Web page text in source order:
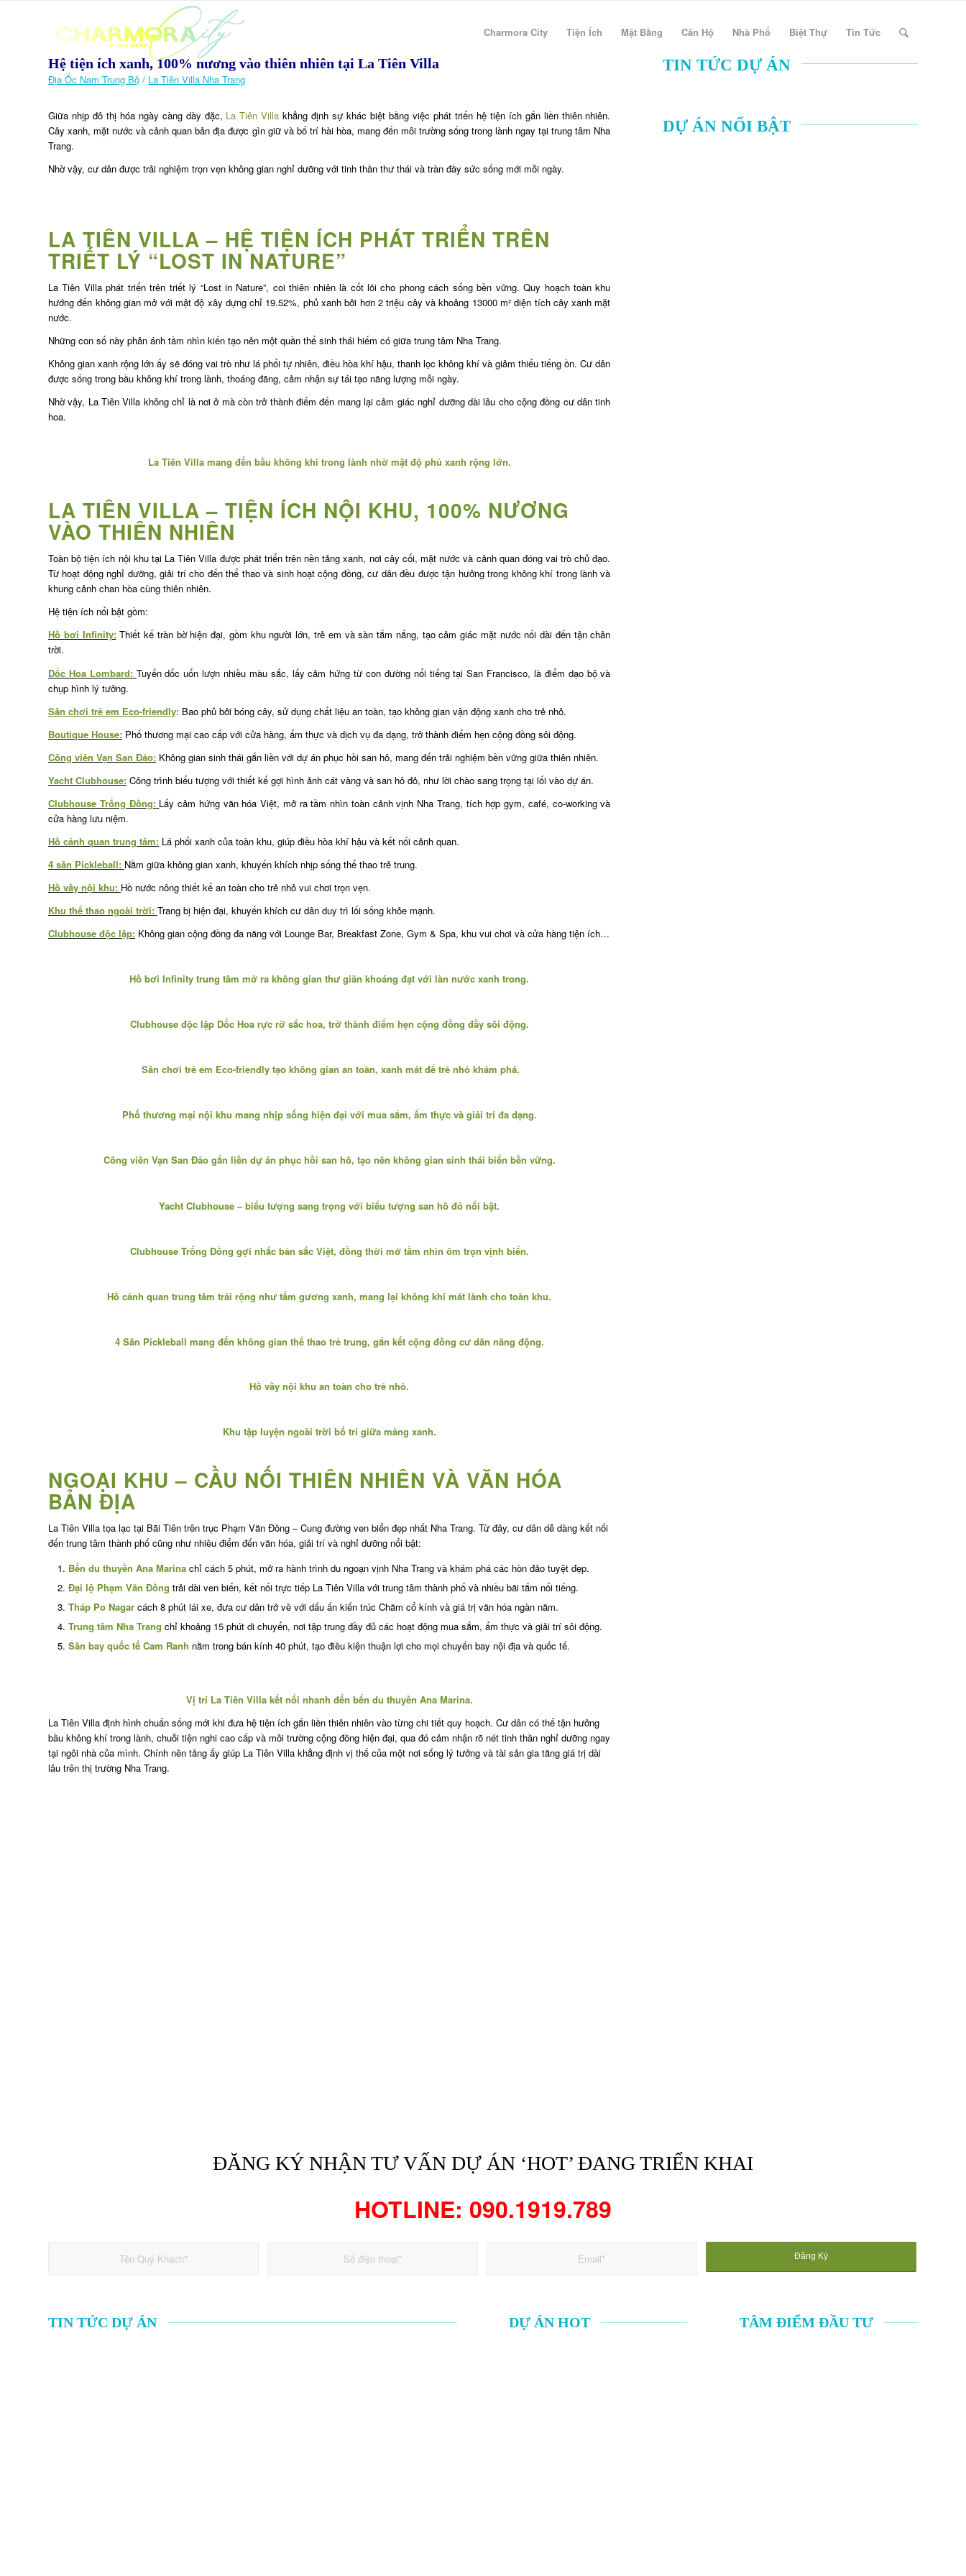
Charmora City Tiện Ích Mặt Bằng Căn Hộ Nhà Phố Biệt Thự Tin Tức
Hệ tiện ích xanh, 100% nương vào thiên nhiên tại La Tiên Villa
Địa Ốc Nam Trung Bộ / La Tiên Villa Nha Trang
Giữa nhịp đô thị hóa ngày càng dày đặc, La Tiên Villa khẳng định sự khác biệt bằng việc phát triển hệ tiện ích gắn liền thiên nhiên.
Cây xanh, mặt nước và cảnh quan bản địa được gìn giữ và bố trí hài hòa, mang đến môi trường sống trong lành ngay tại trung tâm Nha
Trang.
Nhờ vậy, cư dân được trải nghiệm trọn vẹn không gian nghỉ dưỡng với tinh thần thư thái và tràn đầy sức sống mới mỗi ngày.
LA TIÊN VILLA – HỆ TIỆN ÍCH PHÁT TRIỂN TRÊN
TRIẾT LÝ “LOST IN NATURE”
La Tiên Villa phát triển trên triết lý “Lost in Nature”, coi thiên nhiên là cốt lõi cho phong cách sống bền vững. Quy hoạch toàn khu
hướng đến không gian mở với mật độ xây dựng chỉ 19.52%, phủ xanh bởi hơn 2 triệu cây và khoảng 13000 m² diện tích cây xanh mặt
nước.
Những con số này phản ánh tầm nhìn kiến tạo nên một quần thể sinh thái hiếm có giữa trung tâm Nha Trang.
Không gian xanh rộng lớn ấy sẽ đóng vai trò như lá phổi tự nhiên, điều hòa khí hậu, thanh lọc không khí và giảm thiểu tiếng ồn. Cư dân
được sống trong bầu không khí trong lành, thoáng đãng, cảm nhận sự tái tạo năng lượng mỗi ngày.
Nhờ vậy, La Tiên Villa không chỉ là nơi ở mà còn trở thành điểm đến mang lại cảm giác nghỉ dưỡng dài lâu cho cộng đồng cư dân tinh
hoa.
La Tiên Villa mang đến bầu không khí trong lành nhờ mật độ phủ xanh rộng lớn.
LA TIÊN VILLA – TIỆN ÍCH NỘI KHU, 100% NƯƠNG
VÀO THIÊN NHIÊN
Toàn bộ tiện ích nội khu tại La Tiên Villa được phát triển trên nền tảng xanh, nơi cây cối, mặt nước và cảnh quan đóng vai trò chủ đạo.
Từ hoạt động nghỉ dưỡng, giải trí cho đến thể thao và sinh hoạt cộng đồng, cư dân đều được tận hưởng trong không khí trong lành và
khung cảnh chan hòa cùng thiên nhiên.
Hệ tiện ích nổi bật gồm:
Hồ bơi Infinity:Thiết kế tràn bờ hiện đại, gồm khu người lớn, trẻ em và sàn tắm nắng, tạo cảm giác mặt nước nối dài đến tận chân
trời.
Dốc Hoa Lombard: Tuyến dốc uốn lượn nhiều màu sắc, lấy cảm hứng từ con đường nổi tiếng tại San Francisco, là điểm dạo bộ và
chụp hình lý tưởng.
Sân chơi trẻ em Eco-friendly: Bao phủ bởi bóng cây, sử dụng chất liệu an toàn, tạo không gian vận động xanh cho trẻ nhỏ.
Boutique House: Phố thương mại cao cấp với cửa hàng, ẩm thực và dịch vụ đa dạng, trở thành điểm hẹn cộng đồng sôi động.
Công viên Vạn San Đảo: Không gian sinh thái gắn liền với dự án phục hồi san hô, mang đến trải nghiệm bền vững giữa thiên nhiên.
Yacht Clubhouse: Công trình biểu tượng với thiết kế gợi hình ảnh cát vàng và san hô đỏ, như lời chào sang trọng tại lối vào dự án.
Clubhouse Trống Đồng: Lấy cảm hứng văn hóa Việt, mở ra tầm nhìn toàn cảnh vịnh Nha Trang, tích hợp gym, café, co-working và
cửa hàng lưu niệm.
Hồ cảnh quan trung tâm: Lá phổi xanh của toàn khu, giúp điều hòa khí hậu và kết nối cảnh quan.
4 sân Pickleball: Nằm giữa không gian xanh, khuyến khích nhịp sống thể thao trẻ trung.
Hồ vầy nội khu: Hồ nước nông thiết kế an toàn cho trẻ nhỏ vui chơi trọn vẹn.
Khu thể thao ngoài trời: Trang bị hiện đại, khuyến khích cư dân duy trì lối sống khỏe mạnh.
Clubhouse độc lập: Không gian cộng đồng đa năng với Lounge Bar, Breakfast Zone, Gym & Spa, khu vui chơi và cửa hàng tiện ích…
Hồ bơi Infinity trung tâm mở ra không gian thư giãn khoáng đạt với làn nước xanh trong.
Clubhouse độc lập Dốc Hoa rực rỡ sắc hoa, trở thành điểm hẹn cộng đồng đầy sôi động.
Sân chơi trẻ em Eco-friendly tạo không gian an toàn, xanh mát để trẻ nhỏ khám phá.
Phố thương mại nội khu mang nhịp sống hiện đại với mua sắm, ẩm thực và giải trí đa dạng.
Công viên Vạn San Đảo gắn liền dự án phục hồi san hô, tạo nên không gian sinh thái biển bền vững.
Yacht Clubhouse – biểu tượng sang trọng với biểu tượng san hô đỏ nổi bật.
Clubhouse Trống Đồng gợi nhắc bản sắc Việt, đồng thời mở tầm nhìn ôm trọn vịnh biển.
Hồ cảnh quan trung tâm trải rộng như tấm gương xanh, mang lại không khí mát lành cho toàn khu.
4 Sân Pickleball mang đến không gian thể thao trẻ trung, gắn kết cộng đồng cư dân năng động.
Hồ vầy nội khu an toàn cho trẻ nhỏ.
Khu tập luyện ngoài trời bố trí giữa mảng xanh.
NGOẠI KHU – CẦU NỐI THIÊN NHIÊN VÀ VĂN HÓA
BẢN ĐỊA
La Tiên Villa tọa lạc tại Bãi Tiên trên trục Phạm Văn Đồng – Cung đường ven biển đẹp nhất Nha Trang. Từ đây, cư dân dễ dàng kết nối
đến trung tâm thành phố cũng như nhiều điểm đến văn hóa, giải trí và nghỉ dưỡng nổi bật:
Bến du thuyền Ana Marina chỉ cách 5 phút, mở ra hành trình du ngoạn vịnh Nha Trang và khám phá các hòn đảo tuyệt đẹp.
Đại lộ Phạm Văn Đồng trải dài ven biển, kết nối trực tiếp La Tiên Villa với trung tâm thành phố và nhiều bãi tắm nổi tiếng.
Tháp Po Nagar cách 8 phút lái xe, đưa cư dân trở về với dấu ấn kiến trúc Chăm cổ kính và giá trị văn hóa ngàn năm.
Trung tâm Nha Trang chỉ khoảng 15 phút di chuyển, nơi tập trung đầy đủ các hoạt động mua sắm, ẩm thực và giải trí sôi động.
Sân bay quốc tế Cam Ranh nằm trong bán kính 40 phút, tạo điều kiện thuận lợi cho mọi chuyến bay nội địa và quốc tế.
Vị trí La Tiên Villa kết nối nhanh đến bến du thuyền Ana Marina.
La Tiên Villa định hình chuẩn sống mới khi đưa hệ tiện ích gắn liền thiên nhiên vào từng chi tiết quy hoạch. Cư dân có thể tận hưởng
bầu không khí trong lành, chuỗi tiện nghi cao cấp và môi trường cộng đồng hiện đại, qua đó cảm nhận rõ nét tinh thần nghỉ dưỡng ngay
tại ngôi nhà của mình. Chính nền tảng ấy giúp La Tiên Villa khẳng định vị thế của một nơi sống lý tưởng và tài sản gia tăng giá trị dài
lâu trên thị trường Nha Trang.
TIN TỨC DỰ ÁN
DỰ ÁN NỔI BẬT
ĐĂNG KÝ NHẬN TƯ VẤN DỰ ÁN ‘HOT’ ĐANG TRIỂN KHAI
HOTLINE: 090.1919.789
TIN TỨC DỰ ÁN DỰ ÁN HOT TÂM ĐIỂM ĐẦU TƯ